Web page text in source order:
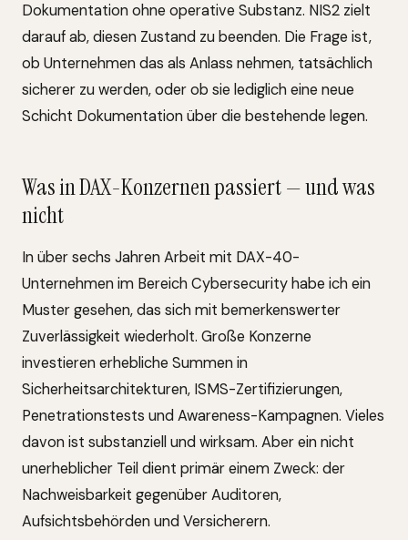
Dokumentation ohne operative Substanz. NIS2 zielt
darauf ab, diesen Zustand zu beenden. Die Frage ist,
ob Unternehmen das als Anlass nehmen, tatsächlich
sicherer zu werden, oder ob sie lediglich eine neue
Schicht Dokumentation über die bestehende legen.
Was in DAX-Konzernen passiert — und was
nicht
In über sechs Jahren Arbeit mit DAX-40-
Unternehmen im Bereich Cybersecurity habe ich ein
Muster gesehen, das sich mit bemerkenswerter
Zuverlässigkeit wiederholt. Große Konzerne
investieren erhebliche Summen in
Sicherheitsarchitekturen, ISMS-Zertifizierungen,
Penetrationstests und Awareness-Kampagnen. Vieles
davon ist substanziell und wirksam. Aber ein nicht
unerheblicher Teil dient primär einem Zweck: der
Nachweisbarkeit gegenüber Auditoren,
Aufsichtsbehörden und Versicherern.